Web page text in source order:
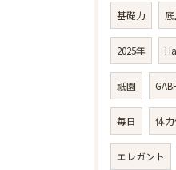
基礎力
2025年
祇園
毎日 体力
エレガント